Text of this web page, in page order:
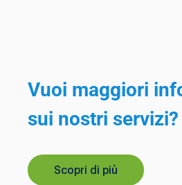
Vuoi maggiori
sui nostri servizi?
Scopri di più